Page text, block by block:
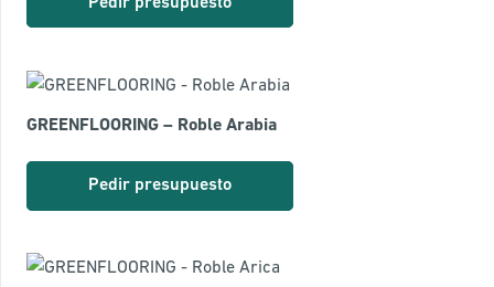
GREENFLOORING – Roble Arabia
Pedir presupuesto